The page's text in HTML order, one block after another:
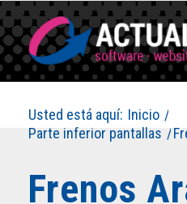
Usted está aquí: Inicio /
Parte inferior pantallas /
Frenos